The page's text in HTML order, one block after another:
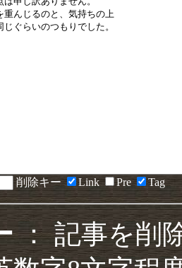
削除キー Link Pre Tag
： 記事を削